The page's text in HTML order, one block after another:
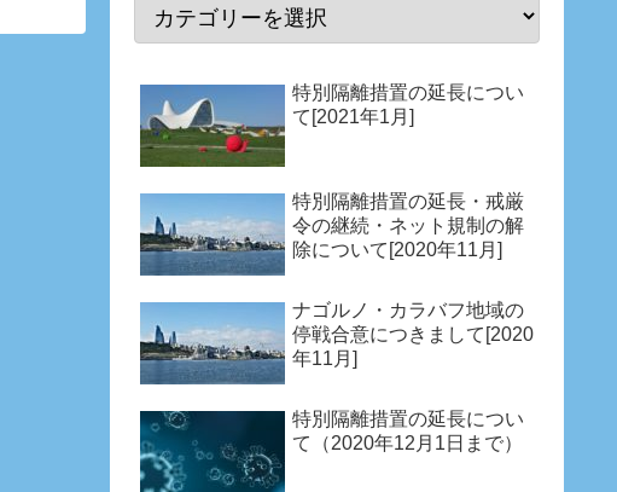
特別隔離措置の延長につい
て[2021年1月]
特別隔離措置の延長・戒厳
令の継続・ネット規制の解
除について[2020年11月]
ナゴルノ・カラバフ地域の
停戦合意につきまして[2020
年11月]
特別隔離措置の延長につい
て（2020年12月1日まで）